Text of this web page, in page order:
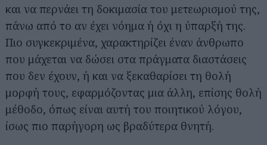
και να περνάει τη δοκιμασία του μετεωρισμού της,
πάνω από το αν έχει νόημα ή όχι η ύπαρξή της.
Πιο συγκεκριμένα, χαρακτηρίζει έναν άνθρωπο
που μάχεται να δώσει στα πράγματα διαστάσεις
που δεν έχουν, ή και να ξεκαθαρίσει τη θολή
μορφή τους, εφαρμόζοντας μια άλλη, επίσης θολή
μέθοδο, όπως είναι αυτή του ποιητικού λόγου,
ίσως πιο παρήγορη ως βραδύτερα θνητή.